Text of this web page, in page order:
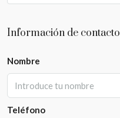
Información de contacto
Nombre
Teléfono